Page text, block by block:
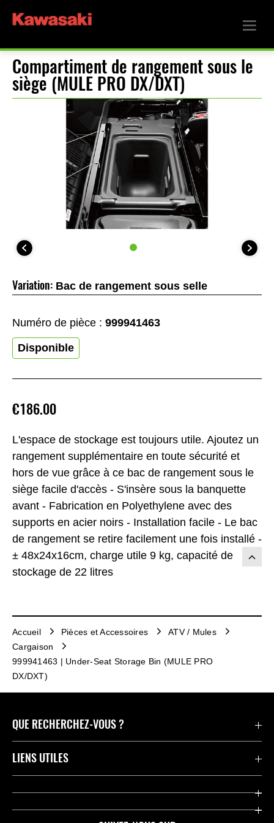
Compartiment de rangement sous le
siège (MULE PRO DX/DXT)
L'espace de stockage est toujours utile. Ajoutez un
rangement supplémentaire en toute sécurité et
hors de vue grâce à ce bac de rangement sous le
siège facile d'accès - S'insère sous la banquette
avant - Fabrication en Polyethylene avec des
supports en acier noirs - Installation facile - Le bac
de rangement se retire facilement une fois installé -
± 48x24x16cm, charge utile 9 kg, capacité de
stockage de 22 litres
€186.00
Variation: Bac de rangement sous selle
Numéro de pièce : 999941463
Disponible
Accueil Pièces et Accessoires
ATV / Mules
Cargaison
999941463 | Under-Seat Storage Bin (MULE PRO
DX/DXT)
QUE RECHERCHEZ-VOUS ?
Motos
Compétition
LIENS UTILES
Press